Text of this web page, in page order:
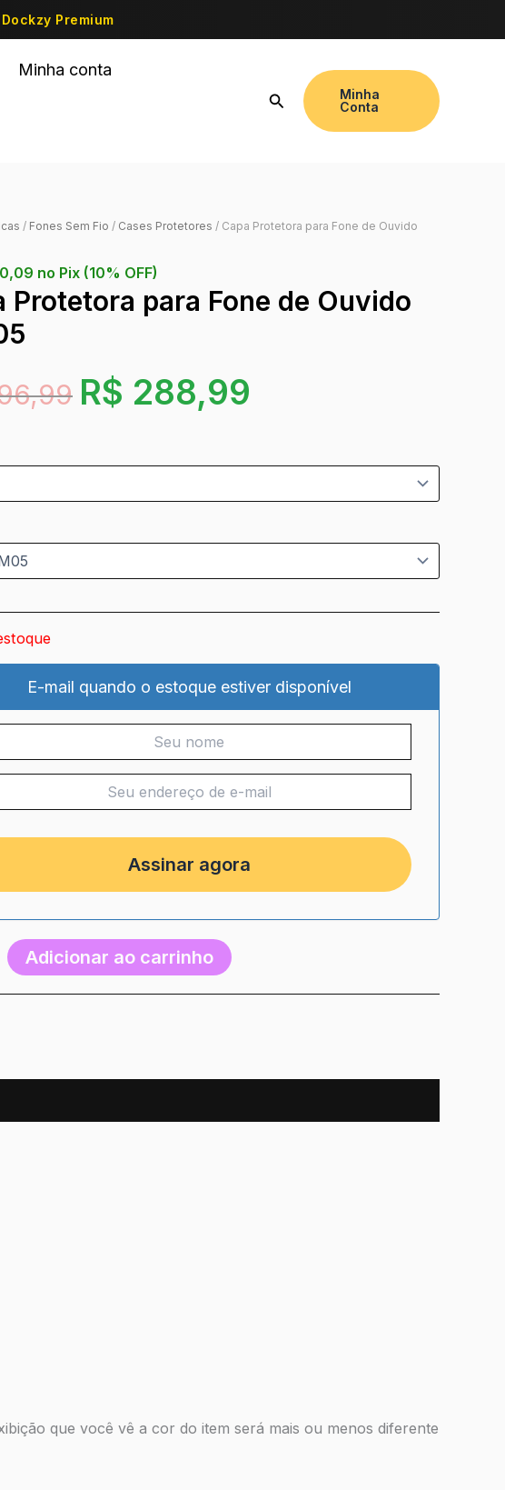
Premium
Minha conta
Minha
Conta
/ Fones Sem Fio / Cases Protetores / Capa Protetora para Fone de Ouvido
no Pix (10% OFF)
Protetora para Fone de Ouvido
R$ 288,99
E-mail quando o estoque estiver disponível
Adicionar ao carrinho
que você vê a cor do item será mais ou menos diferente